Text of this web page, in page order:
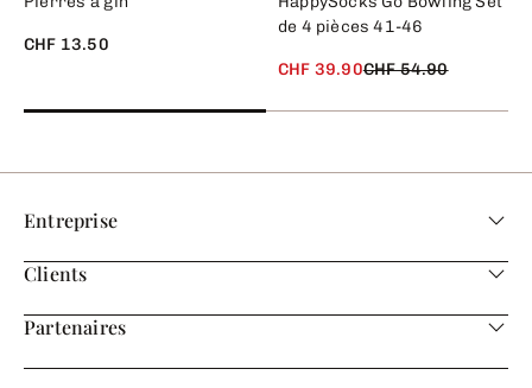
CHF 13.50
de 4 pièces 41-46
CHF 39.90CHF 54.90
Entreprise
Clients
Partenaires